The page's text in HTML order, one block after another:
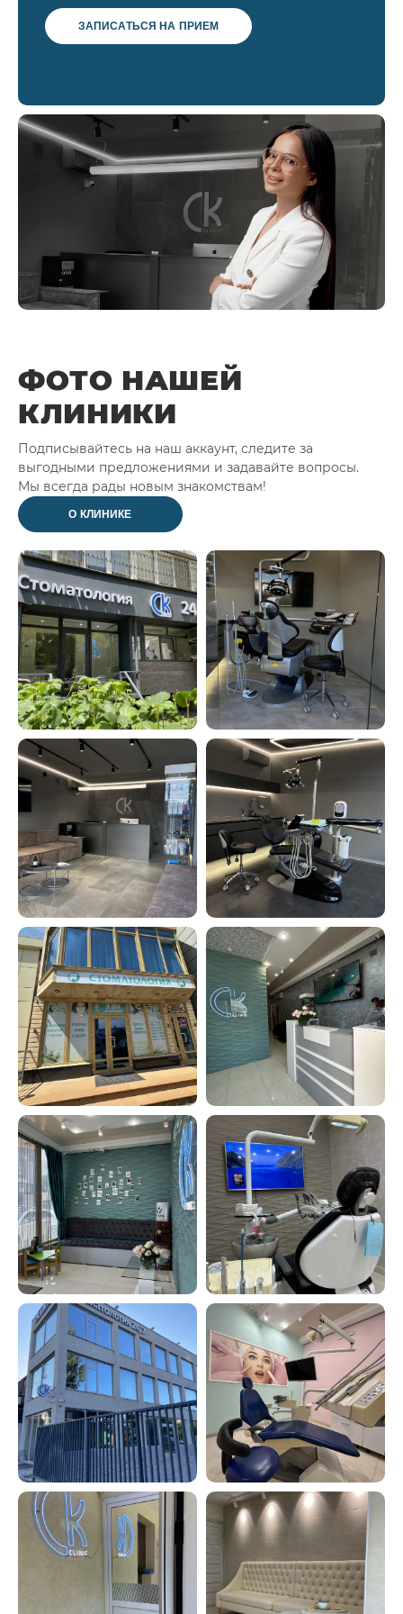
ЗАПИСАТЬСЯ НА ПРИЕМ
ФОТО НАШЕЙ
КЛИНИКИ
Подписывайтесь на наш аккаунт, следите за
выгодными предложениями и задавайте вопросы.
Мы всегда рады новым знакомствам!
О КЛИНИКЕ